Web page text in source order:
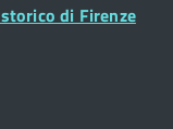
di Firenze